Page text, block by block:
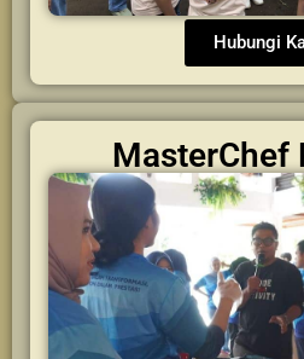
Hubungi
MasterChef